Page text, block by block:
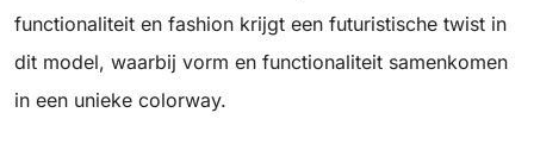
functionaliteit en fashion krijgt een futuristische twist in
dit model, waarbij vorm en functionaliteit samenkomen
in een unieke colorway.